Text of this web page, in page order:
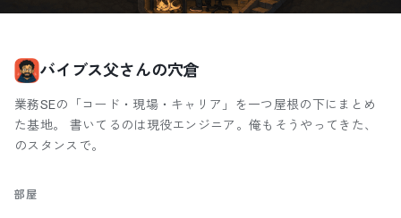
バイブス父さんの穴倉
業務SEの「コード・現場・キャリア」を一つ屋根の下にまとめ
た基地。 書いてるのは現役エンジニア。俺もそうやってきた、
のスタンスで。
部屋